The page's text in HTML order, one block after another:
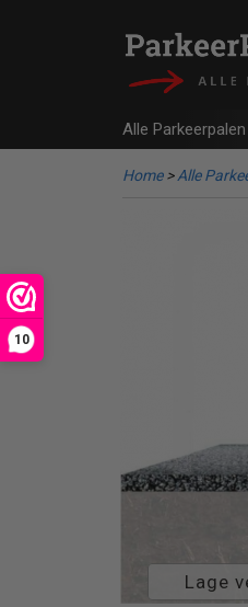
10
Alle Parkeerpalen
Home>Alle
Lage